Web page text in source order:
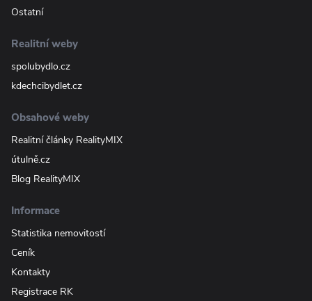
Ostatní
Realitní weby
spolubydlo.cz
kdechcibydlet.cz
Obsahové weby
Realitní články RealityMIX
útulně.cz
Blog RealityMIX
Informace
Statistika nemovitostí
Ceník
Kontakty
Registrace RK